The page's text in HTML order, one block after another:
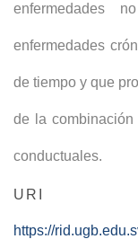
enfermedades
enfermedades
de tiempo y que
de la
conductuales.
URI
https://